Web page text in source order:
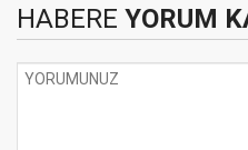
HABERE YORUM